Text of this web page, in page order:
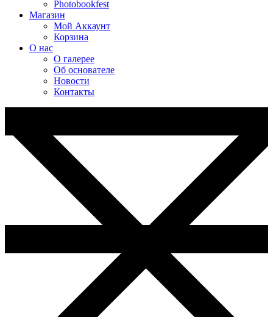
Photobookfest
Магазин
Мой Аккаунт
Корзина
О нас
О галерее
Об основателе
Новости
Контакты